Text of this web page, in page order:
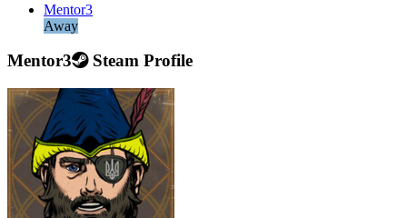
Mentor3
Away
Mentor3 Steam Profile